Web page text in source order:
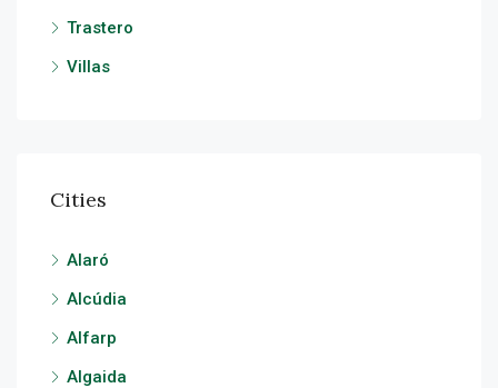
Trastero
Villas
Cities
Alaró
Alcúdia
Alfarp
Algaida